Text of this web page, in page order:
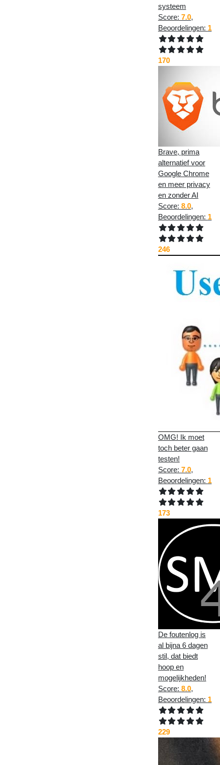
systeem
Score: 7.0,
Beoordelingen: 1
170
Brave, prima
alternatief voor
Google Chrome
en meer privacy
en zonder AI
Score: 8.0,
Beoordelingen: 1
246
OMG! Ik moet
toch beter gaan
testen!
Score: 7.0,
Beoordelingen: 1
173
De foutenlog is
al bijna 6 dagen
stil, dat biedt
hoop en
mogelijkheden!
Score: 8.0,
Beoordelingen: 1
229